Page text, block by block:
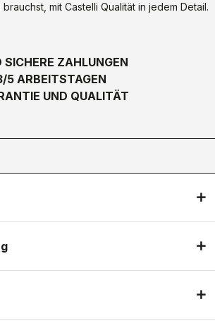
mit Castelli Qualität in jedem Detail.
SICHERE ZAHLUNGEN
5 ARBEITSTAGEN
UND QUALITÄT